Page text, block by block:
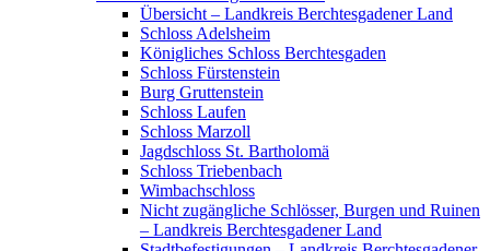
Übersicht – Landkreis Berchtesgadener Land
Schloss Adelsheim
Königliches Schloss Berchtesgaden
Schloss Fürstenstein
Burg Gruttenstein
Schloss Laufen
Schloss Marzoll
Jagdschloss St. Bartholomä
Schloss Triebenbach
Wimbachschloss
Nicht zugängliche Schlösser, Burgen und Ruinen
– Landkreis Berchtesgadener Land